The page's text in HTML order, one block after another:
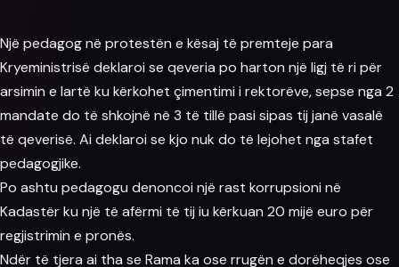
Një pedagog në protestën e kësaj të premteje para
Kryeministrisë deklaroi se qeveria po harton një ligj të ri për
arsimin e lartë ku kërkohet çimentimi i rektorëve, sepse nga 2
mandate do të shkojnë në 3 të tillë pasi sipas tij janë vasalë
të qeverisë. Ai deklaroi se kjo nuk do të lejohet nga stafet
pedagogjike.
Po ashtu pedagogu denoncoi një rast korrupsioni në
Kadastër ku një të afërmi të tij iu kërkuan 20 mijë euro për
regjistrimin e pronës.
Ndër të tjera ai tha se Rama ka ose rrugën e dorëheqjes ose